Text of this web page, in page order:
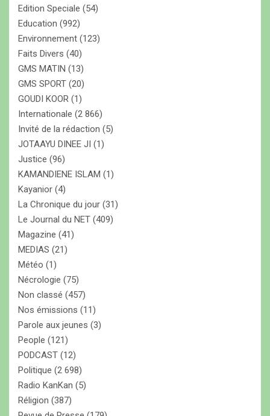
Edition Speciale (54)
Education (992)
Environnement (123)
Faits Divers (40)
GMS MATIN (13)
GMS SPORT (20)
GOUDI KOOR (1)
Internationale (2 866)
Invité de la rédaction (5)
JOTAAYU DINEE JI (1)
Justice (96)
KAMANDIENE ISLAM (1)
Kayanior (4)
La Chronique du jour (31)
Le Journal du NET (409)
Magazine (41)
MEDIAS (21)
Météo (1)
Nécrologie (75)
Non classé (457)
Nos émissions (11)
Parole aux jeunes (3)
People (121)
PODCAST (12)
Politique (2 698)
Radio KanKan (5)
Réligion (387)